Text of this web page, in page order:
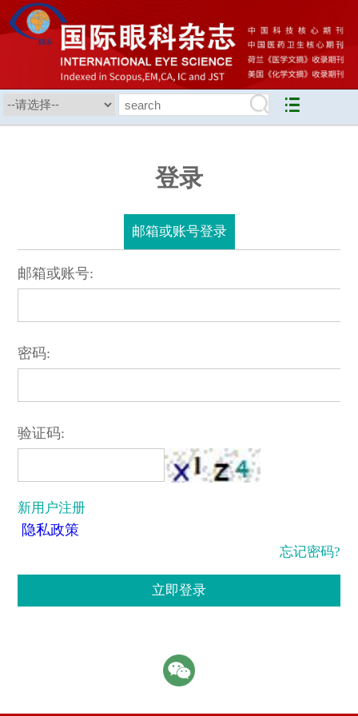
登录
邮箱或账号登录
邮箱或账号:
密码:
验证码:
新用户注册
隐私政策
忘记密码?
立即登录